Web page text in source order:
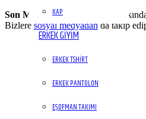
KAP
ERKEK GİYİM
ERKEK TSHIRT
ERKEK PANTOLON
EŞOFMAN TAKIMI
Son Moda Body Modelleri
Bizlere sosyal medyadan da takip